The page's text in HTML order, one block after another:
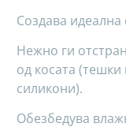
Создава идеална
Нежно ги
од косата
силикони).
Обезбедува